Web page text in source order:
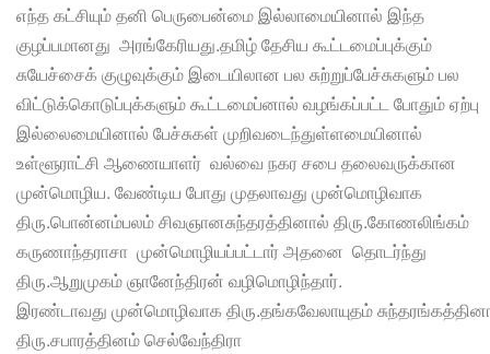
எந்த கட்சியும் தனி பெருபைன்மை இல்லாமையினால் இந்த
குழப்பமானது அரங்கேரியது.தமிழ் தேசிய கூட்டமைப்புக்கும்
சுயேச்சைக் குழுவுக்கும் இடையிலான பல சுற்றுப்பேச்சுகளும் பல
விட்டுக்கொடுப்புக்களும் கூட்டமைப்னால் வழங்கப்பட்ட போதும் ஏற்பு
இல்லைமையினால் பேச்சுகள் முறிவடைந்துள்ளமையினால்
உள்ளூராட்சி ஆணையாளர் வல்வை நகர சபை தலைவருக்கான
முன்மொழிய. வேண்டிய போது முதலாவது முன்மொழிவாக
திரு.பொன்னம்பலம் சிவஞானசுந்தரத்தினால் திரு.கோணலிங்கம்
கருணாந்தராசா முன்மொழியப்பட்டார் அதனை தொடர்ந்து
திரு.ஆறுமுகம் ஞானேந்திரன் வழிமொழிந்தார்.
இரண்டாவது முன்மொழிவாக திரு.தங்கவேலாயுதம்
திரு.சபாரத்தினம் செல்வேந்திரா